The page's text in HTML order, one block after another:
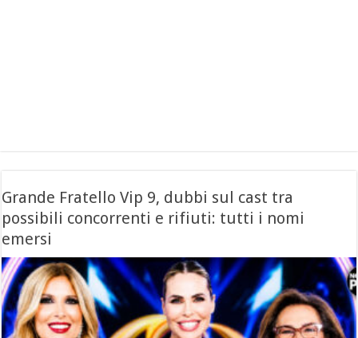
Grande Fratello Vip 9, dubbi sul cast tra
possibili concorrenti e rifiuti: tutti i nomi
emersi